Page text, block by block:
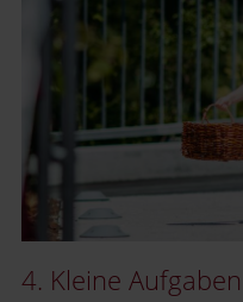
4. Kleine